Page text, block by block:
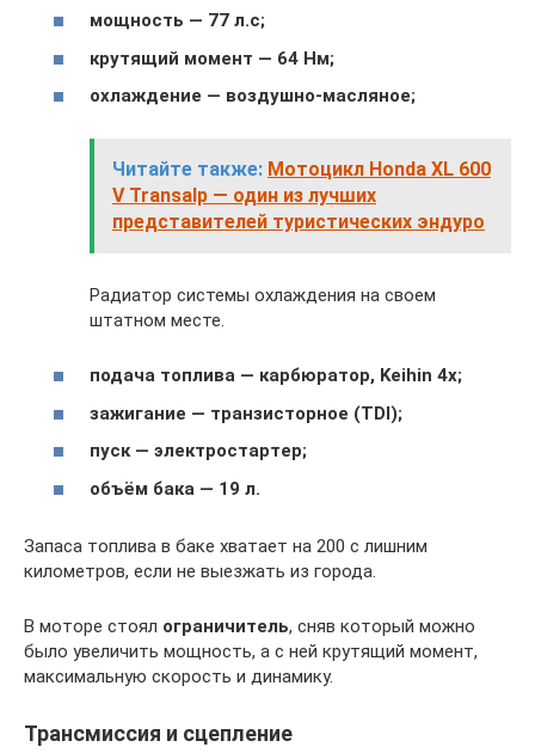
мощность — 77 л.с;
крутящий момент — 64 Нм;
охлаждение — воздушно-масляное;
Читайте также: Мотоцикл Honda XL 600
V Transalp — один из лучших
представителей туристических эндуро
Радиатор системы охлаждения на своем
штатном месте.
подача топлива — карбюратор, Keihin 4х;
зажигание — транзисторное (TDI);
пуск — электростартер;
объём бака — 19 л.
Запаса топлива в баке хватает на 200 с лишним
километров, если не выезжать из города.
В моторе стоял ограничитель, сняв который можно
было увеличить мощность, а с ней крутящий момент,
максимальную скорость и динамику.
Трансмиссия и сцепление